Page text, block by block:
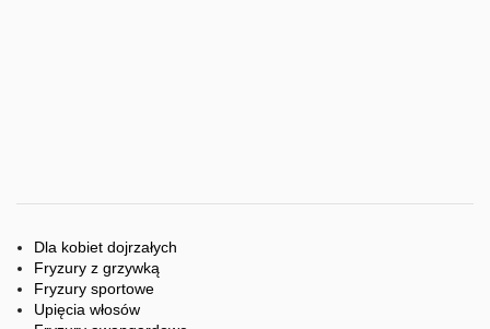
Dla kobiet dojrzałych
Fryzury z grzywką
Fryzury sportowe
Upięcia włosów